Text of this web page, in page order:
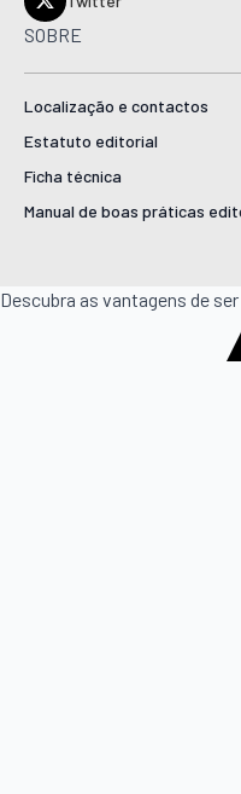
SOBRE
Localização e contactos
Estatuto editorial
Ficha técnica
Manual de boas práticas
Descubra as vantagens de